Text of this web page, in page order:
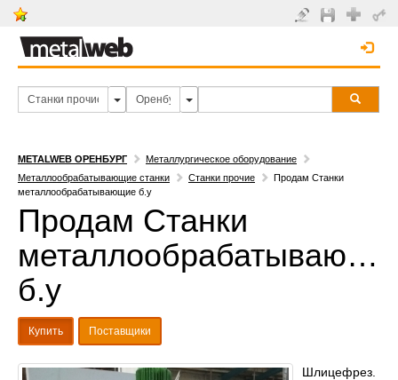
METALWEB ОРЕНБУРГ
Металлургическое оборудование
Металлообрабатывающие станки
Станки прочие
Продам Станки
металлообрабатывающие б.у
Продам Станки
б.у
Купить Поставщики
Шлицефрез.